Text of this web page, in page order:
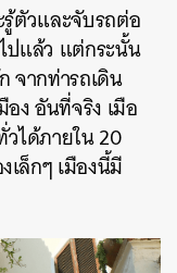
วและจับรถต่อ
ปแล้ว แต่กระนั้น
จากท่ารถเดิน
ง อันที่จริง เมือ
ได้ภายใน 20
เล็กๆ เมืองนี้มี